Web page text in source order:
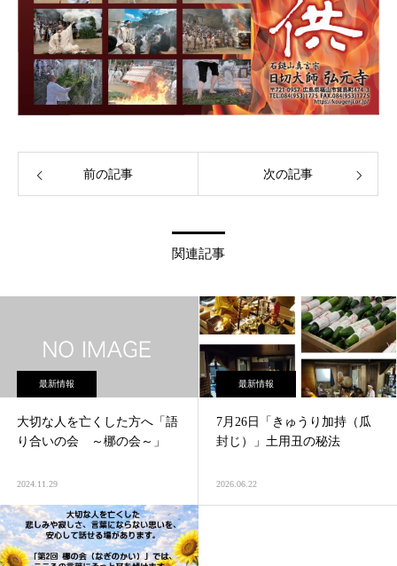
前の記事 次の記事
関連記事
最新情報
大切な人を亡くした方へ「語
り合いの会 ～梛の会～」
2024.11.29
最新情報
7月26日「きゅうり加持（瓜
封じ）」土用丑の秘法
2026.06.22